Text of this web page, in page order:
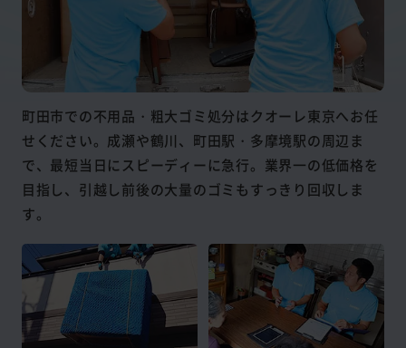
町田市での不用品・粗大ゴミ処分はクオーレ東京へお任
せください。成瀬や鶴川、町田駅・多摩境駅の周辺ま
で、最短当日にスピーディーに急行。業界一の低価格を
目指し、引越し前後の大量のゴミもすっきり回収しま
す。